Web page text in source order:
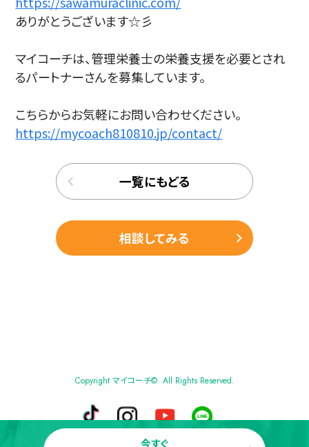
ありがとうございます☆彡
マイコーチは、管理栄養士の栄養支援を必要とされ
るパートナーさんを募集しています。
こちらからお気軽にお問い合わせください。
https://mycoach810810.jp/contact/
一覧にもどる
相談してみる
今すぐ
Copyright マイコーチ©. All Rights Reserved.